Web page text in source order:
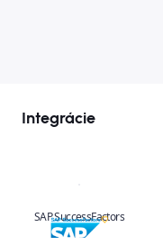
Integrácie
SAP SuccessFactors